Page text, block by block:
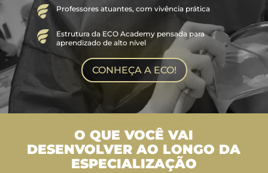
Professores atuantes, com vivência prática
Estrutura da ECO Academy pensada para
aprendizado de alto nível
CONHEÇA A ECO!
O QUE VOCÊ VAI
DESENVOLVER AO LONGO DA
ESPECIALIZAÇÃO